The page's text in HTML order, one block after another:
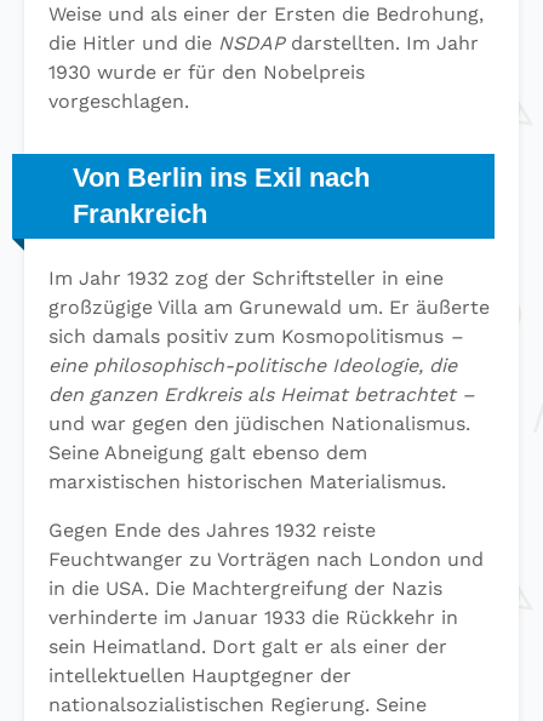
Weise und als einer der Ersten die Bedrohung,
die Hitler und die NSDAPdarstellten. Im Jahr
1930 wurde er für den Nobelpreis
vorgeschlagen.
Von Berlin ins Exil nach
Frankreich
Im Jahr 1932 zog der Schriftsteller in eine
großzügige Villa am Grunewald um. Er äußerte
sich damals positiv zum Kosmopolitismus –
eine philosophisch-politische Ideologie, die
den ganzen Erdkreis als Heimat betrachtet –
und war gegen den jüdischen Nationalismus.
Seine Abneigung galt ebenso dem
marxistischen historischen Materialismus.
Gegen Ende des Jahres 1932 reiste
Feuchtwanger zu Vorträgen nach London und
in die USA. Die Machtergreifung der Nazis
verhinderte im Januar 1933 die Rückkehr in
sein Heimatland. Dort galt er als einer der
intellektuellen Hauptgegner der
nationalsozialistischen Regierung. Seine